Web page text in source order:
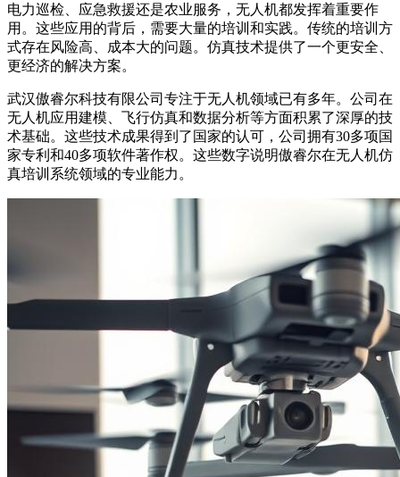
电力巡检、应急救援还是农业服务，无人机都发挥着重要作
用。这些应用的背后，需要大量的培训和实践。传统的培训方
式存在风险高、成本大的问题。仿真技术提供了一个更安全、
更经济的解决方案。
武汉傲睿尔科技有限公司专注于无人机领域已有多年。公司在
无人机应用建模、飞行仿真和数据分析等方面积累了深厚的技
术基础。这些技术成果得到了国家的认可，公司拥有30多项国
家专利和40多项软件著作权。这些数字说明傲睿尔在无人机仿
真培训系统领域的专业能力。